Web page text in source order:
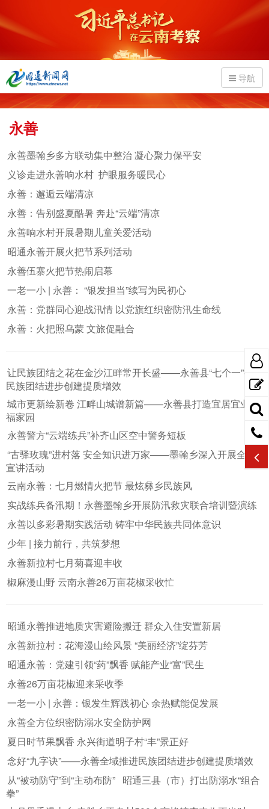
导航
永善
永善墨翰乡多方联动集中整治 凝心聚力保平安
义诊走进永善响水村 护眼服务暖民心
永善：邂逅云端清凉
永善：告别盛夏酷暑 奔赴“云端”清凉
永善响水村开展暑期儿童关爱活动
昭通永善开展火把节系列活动
永善伍寨火把节热闹启幕
一老一小 | 永善： “银发担当”续写为民初心
永善：党群同心迎战汛情 以党旗红织密防汛生命线
永善：火把照乌蒙 文旅促融合
让民族团结之花在金沙江畔常开长盛——永善县“七个一”推动
民族团结进步创建提质增效
城市更新绘新卷 江畔山城谱新篇——永善县打造宜居宜业幸
福家园
永善警方“云端练兵”补齐山区空中警务短板
“古驿玫瑰”进村落 安全知识进万家——墨翰乡深入开展全民
宣讲活动
云南永善：七月燃情火把节 最炫彝乡民族风
实战练兵备汛期！永善墨翰乡开展防汛救灾联合培训暨演练
永善以多彩暑期实践活动 铸牢中华民族共同体意识
少年 | 接力前行，共筑梦想
永善新拉村七月菊喜迎丰收
椒麻漫山野 云南永善26万亩花椒采收忙
昭通永善推进地质灾害避险搬迁 群众入住安置新居
永善新拉村：花海漫山绘风景 “美丽经济”绽芬芳
昭通永善：党建引领“药”飘香 赋能产业“富”民生
永善26万亩花椒迎来采收季
一老一小 | 永善：银发生辉践初心 余热赋能促发展
永善全方位织密防溺水安全防护网
夏日时节果飘香 永兴街道明子村“丰”景正好
念好“九字诀”——永善全域推进民族团结进步创建提质增效
从“被动防守”到“主动布防” 昭通三县（市）打出防溺水“组合
拳”